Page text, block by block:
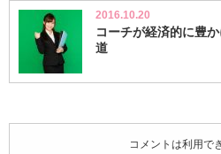
2016.10.20
コーチが経済的に豊
道
コメントは利用で